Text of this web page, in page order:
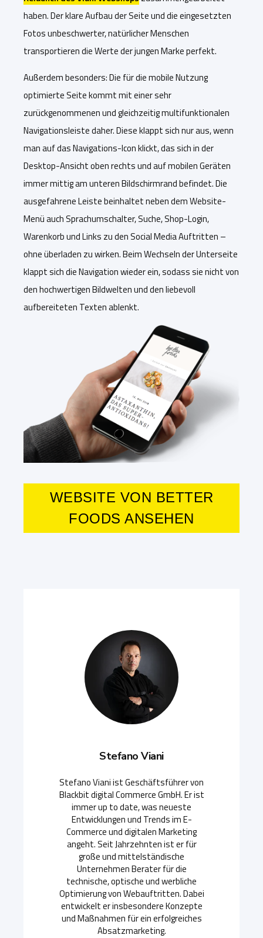
haben. Der klare Aufbau der Seite und die eingesetzten
Fotos unbeschwerter, natürlicher Menschen
transportieren die Werte der jungen Marke perfekt.
Außerdem besonders: Die für die mobile Nutzung
optimierte Seite kommt mit einer sehr
zurückgenommenen und gleichzeitig multifunktionalen
Navigationsleiste daher. Diese klappt sich nur aus, wenn
man auf das Navigations-Icon klickt, das sich in der
Desktop-Ansicht oben rechts und auf mobilen Geräten
immer mittig am unteren Bildschirmrand befindet. Die
ausgefahrene Leiste beinhaltet neben dem Website-
Menü auch Sprachumschalter, Suche, Shop-Login,
Warenkorb und Links zu den Social Media Auftritten –
ohne überladen zu wirken. Beim Wechseln der Unterseite
klappt sich die Navigation wieder ein, sodass sie nicht von
den hochwertigen Bildwelten und den liebevoll
aufbereiteten Texten ablenkt.
WEBSITE VON BETTER
FOODS ANSEHEN
Stefano Viani
Stefano Viani ist Geschäftsführer von
Blackbit digital Commerce GmbH. Er ist
immer up to date, was neueste
Entwicklungen und Trends im E-
Commerce und digitalen Marketing
angeht. Seit Jahrzehnten ist er für
große und mittelständische
Unternehmen Berater für die
technische, optische und werbliche
Optimierung von Webauftritten. Dabei
entwickelt er insbesondere Konzepte
und Maßnahmen für ein erfolgreiches
Absatzmarketing.